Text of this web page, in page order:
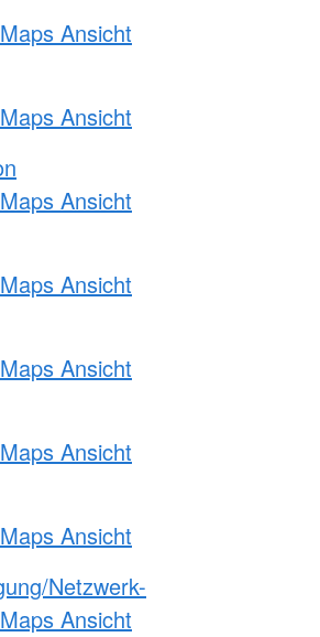
Ansicht
Ansicht
Ansicht
Ansicht
Ansicht
Ansicht
Ansicht
Netzwerk-
Ansicht